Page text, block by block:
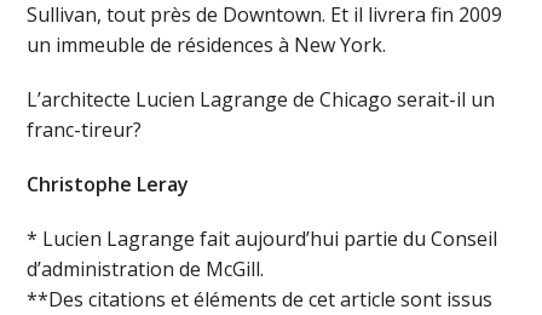
Sullivan, tout près de Downtown. Et il livrera fin 2009
un immeuble de résidences à New York.
L’architecte Lucien Lagrange de Chicago serait-il un
franc-tireur?
Christophe Leray
* Lucien Lagrange fait aujourd’hui partie du Conseil
d’administration de McGill.
**Des citations et éléments de cet article sont issus